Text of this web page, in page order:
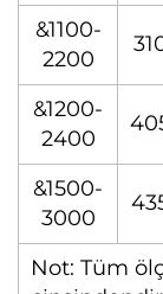
&1100-
2200
&1200-
2400
&1500-
3000
Not: Tüm